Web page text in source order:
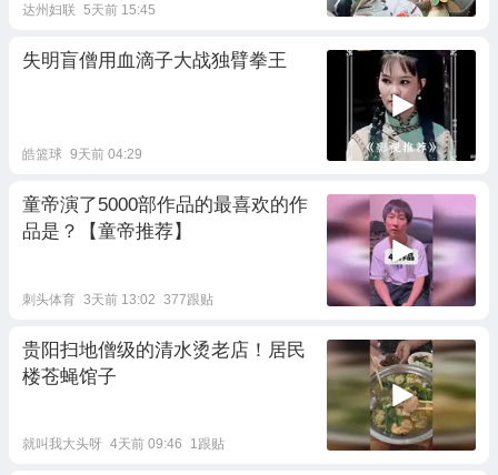
达州妇联 5天前 15:45
失明盲僧用血滴子大战独臂拳王
皓篮球 9天前 04:29
童帝演了5000部作品的最喜欢的作
品是？【童帝推荐】
刺头体育 3天前 13:02 377跟贴
贵阳扫地僧级的清水烫老店！居民
楼苍蝇馆子
就叫我大头呀 4天前 09:46 1跟贴